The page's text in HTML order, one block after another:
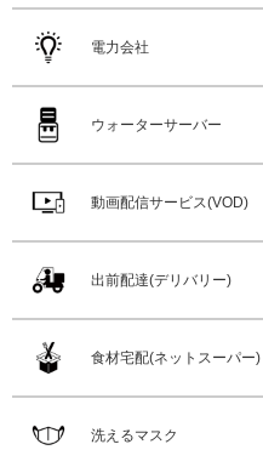
電力会社
ウォーターサーバー
動画配信サービス(VOD)
出前配達(デリバリー)
食材宅配(ネットスーパー)
洗えるマスク